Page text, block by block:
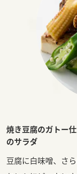
焼き豆腐のガトー
のサラダ
豆腐に白味噌、さ